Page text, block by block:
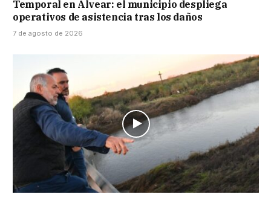
Temporal en Alvear: el municipio despliega
operativos de asistencia tras los daños
7 de agosto de 2026